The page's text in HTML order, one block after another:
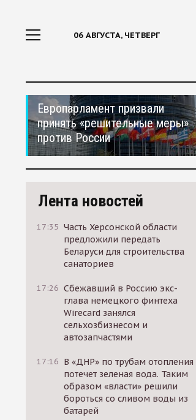
06 АВГУСТА, ЧЕТВЕРГ
Европарламент призвали
принять «решительные меры»
против России
Лента новостей
17:35 Часть Херсонской области
предложили передать
Беларуси для строительства
санаториев
17:26 Сбежавший в Россию экс-
глава немецкого финтеха
Wirecard занялся
сельхозбизнесом и
автозапчастями
17:16 В «ДНР» по трубам отопления
потечет зеленая вода. Таким
образом «власти» решили
бороться со сливом воды из
батарей